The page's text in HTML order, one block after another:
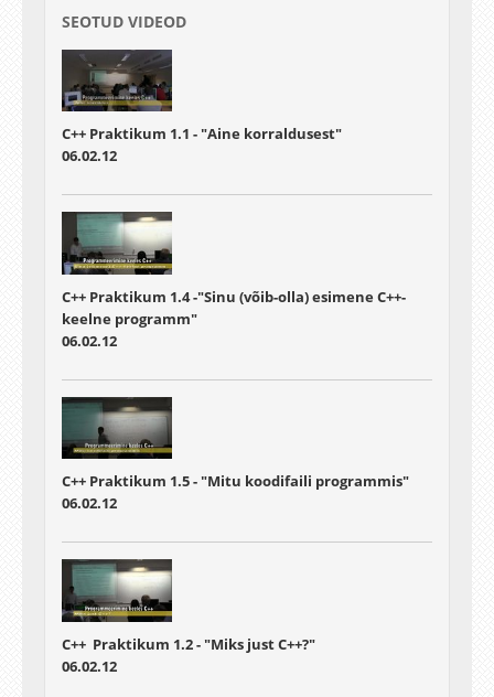
SEOTUD VIDEOD
C++ Praktikum 1.1 - "Aine korraldusest"
06.02.12
C++ Praktikum 1.4 -"Sinu (võib-olla) esimene C++-
keelne programm"
06.02.12
C++ Praktikum 1.5 - "Mitu koodifaili programmis"
06.02.12
C++ Praktikum 1.2 - "Miks just C++?"
06.02.12